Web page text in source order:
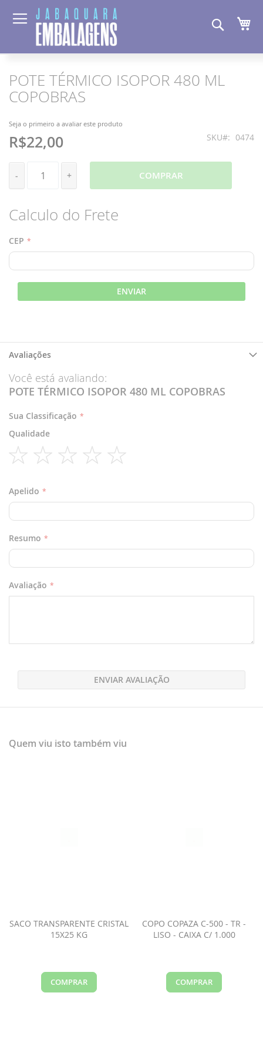
POTE TÉRMICO ISOPOR 480 ML
COPOBRAS
Seja o primeiro a avaliar este produto
R$22,00 SKU 0474
- + COMPRAR
Calculo do Frete
CEP
ENVIAR
Pular
para
o
da
Galeria
de
imagens
Saltar
para
o
da
Galeria
de
imagens
Avaliações
Você está avaliando:
POTE TÉRMICO ISOPOR 480 ML COPOBRAS
Sua Classificação
Qualidade
Apelido
Resumo
Avaliação
ENVIAR AVALIAÇÃO
Quem viu isto também viu
SACO TRANSPARENTE CRISTAL
15X25 KG
COMPRAR
COPO COPAZA C-500 - TR -
LISO - CAIXA C/ 1.000
COMPRAR